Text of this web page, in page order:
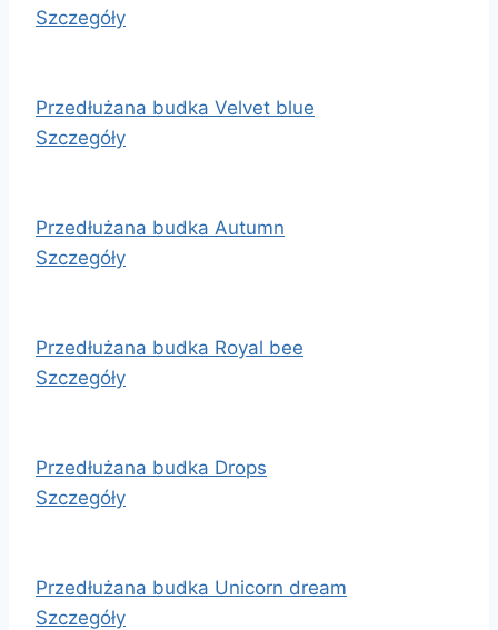
Szczegóły
Przedłużana budka Velvet blue
Szczegóły
Przedłużana budka Autumn
Szczegóły
Przedłużana budka Royal bee
Szczegóły
Przedłużana budka Drops
Szczegóły
Przedłużana budka Unicorn dream
Szczegóły